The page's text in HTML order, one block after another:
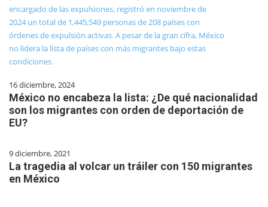
16 diciembre, 2024
México no encabeza la lista: ¿De qué nacionalidad
son los migrantes con orden de deportación de
EU?
9 diciembre, 2021
La tragedia al volcar un tráiler con 150 migrantes
en México